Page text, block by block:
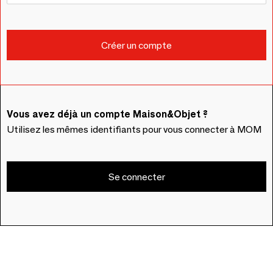
Vous avez déjà un compte Maison&Objet ?
Utilisez les mêmes identifiants pour vous connecter à MOM
Se connecter